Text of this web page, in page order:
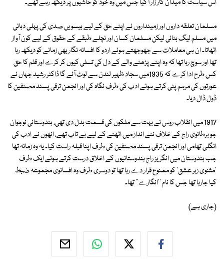
اس سیاست کا میدان کار زار آگیا جس میں وہ خود کو حاشیوں پر دیکھ رہے تھے۔
مسلمان تعلقہ داروں اور زمینداروں نے اپنے حق کے لیے بیسویں صدی کی پہلی دہائی
میں مسلم لیگ بنائی لیکن مسلمان کسان اور نچلے طبقے کے حقوق کے لیے کون آواز
اٹھاتا۔ ان ہی معاملات سے جھوجھتے ہوئے اردو کا افسانہ نگار بھی زمانے کو دیکھ رہا
تھا اور سوچ رہا تھا کہ وہ اپنے پڑھنے والے کے دل کی تسلی کیوں کر کرے اور قلم کا حق
کس طرح ادا کرے کہ 1935میں سجاد ظہیر لندن سے لوٹ آئے گا ڈاکٹر رشید جہاں نے
عورتوں کی مرہم پٹی کرتے ہوئے ادب کی طرف نگاہ کی اور انجمن ترقی پسند مصنفین کا
ڈول ڈال دیا۔
1917 میں انقلاب روس نے بہت سے ملکوں کی قسمت بدل دی تھی، ہندوستانی نوجوان
جو برطانوی راج کے خلاف نئے انداز میں اٹھنے کے لیے بے تاب تھے، انھوں نے ادب کی
انگلی تھامی اور انجمن ترقی پسند مصنفین کی طرف اپنا قبلہ راست کیا۔ یہ وہ زمانہ تھا
جب ہندوستان میں انگریز راج ہندوستانیوں کے اخلاق درست کرتے ہوئے ایک طرف
'مثنوی زہر عشق' کو ممنوع قرار دے رہا تھا تو دوسری طرف وہ افسانوی مجموعہ ضبط
کیا جارہا تھا جس کا نام ''انگارے'' تھا۔
(جاری ہے)